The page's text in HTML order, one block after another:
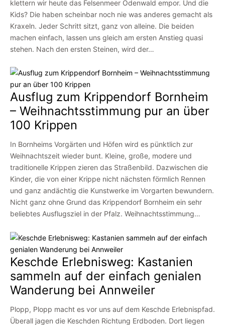
klettern wir heute das Felsenmeer Odenwald empor. Und die
Kids? Die haben scheinbar noch nie was anderes gemacht als
Kraxeln. Jeder Schritt sitzt, ganz von alleine. Die beiden
machen einfach, lassen uns gleich am ersten Anstieg quasi
stehen. Nach den ersten Steinen, wird der…
Ausflug zum Krippendorf Bornheim
– Weihnachtsstimmung pur an über
100 Krippen
In Bornheims Vorgärten und Höfen wird es pünktlich zur
Weihnachtszeit wieder bunt. Kleine, große, modere und
traditionelle Krippen zieren das Straßenbild. Dazwischen die
Kinder, die von einer Krippe nicht nächsten förmlich Rennen
und ganz andächtig die Kunstwerke im Vorgarten bewundern.
Nicht ganz ohne Grund das Krippendorf Bornheim ein sehr
beliebtes Ausflugsziel in der Pfalz. Weihnachtsstimmung…
Keschde Erlebnisweg: Kastanien
sammeln auf der einfach genialen
Wanderung bei Annweiler
Plopp, Plopp macht es vor uns auf dem Keschde Erlebnispfad.
Überall jagen die Keschden Richtung Erdboden. Dort liegen